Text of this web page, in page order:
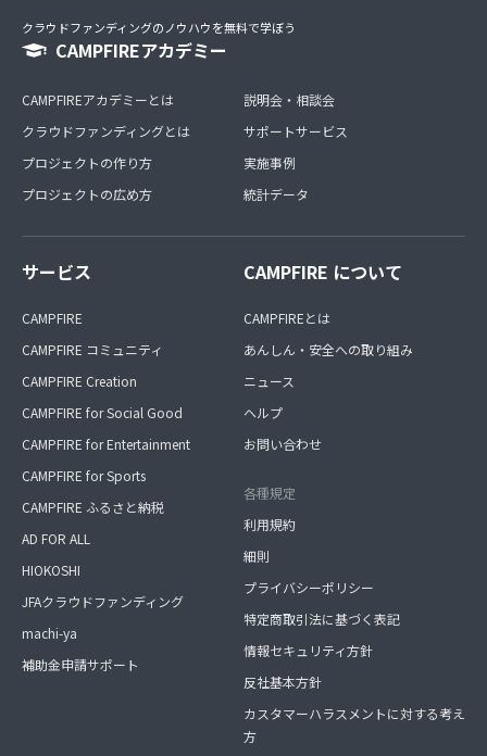
クラウドファンディングのノウハウを無料で学ぼう
CAMPFIREアカデミー
CAMPFIREアカデミーとは
クラウドファンディングとは
プロジェクトの作り方
プロジェクトの広め方
説明会・相談会
サポートサービス
実施事例
統計データ
サービス
CAMPFIRE
CAMPFIRE コミュニティ
CAMPFIRE Creation
CAMPFIRE for Social Good
CAMPFIRE for Entertainment
CAMPFIRE for Sports
CAMPFIRE ふるさと納税
AD FOR ALL
HIOKOSHI
JFAクラウドファンディング
machi-ya
補助金申請サポート
CAMPFIRE について
CAMPFIREとは
あんしん・安全への取り組み
ニュース
ヘルプ
お問い合わせ
各種規定
利用規約
細則
プライバシーポリシー
特定商取引法に基づく表記
情報セキュリティ方針
反社基本方針
カスタマーハラスメントに対する考え
方